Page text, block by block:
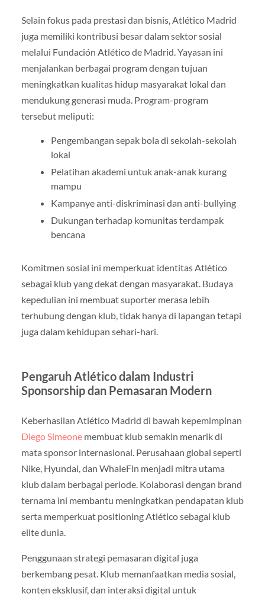
Selain fokus pada prestasi dan bisnis, Atlético Madrid
juga memiliki kontribusi besar dalam sektor sosial
melalui Fundación Atlético de Madrid. Yayasan ini
menjalankan berbagai program dengan tujuan
meningkatkan kualitas hidup masyarakat lokal dan
mendukung generasi muda. Program-program
tersebut meliputi:
Pengembangan sepak bola di sekolah-sekolah
lokal
Pelatihan akademi untuk anak-anak kurang
mampu
Kampanye anti-diskriminasi dan anti-bullying
Dukungan terhadap komunitas terdampak
bencana
Komitmen sosial ini memperkuat identitas Atlético
sebagai klub yang dekat dengan masyarakat. Budaya
kepedulian ini membuat suporter merasa lebih
terhubung dengan klub, tidak hanya di lapangan tetapi
juga dalam kehidupan sehari-hari.
Pengaruh Atlético dalam Industri
Sponsorship dan Pemasaran Modern
Keberhasilan Atlético Madrid di bawah kepemimpinan
Diego Simeonemembuat klub semakin menarik di
mata sponsor internasional. Perusahaan global seperti
Nike, Hyundai, dan WhaleFin menjadi mitra utama
klub dalam berbagai periode. Kolaborasi dengan brand
ternama ini membantu meningkatkan pendapatan klub
serta memperkuat positioning Atlético sebagai klub
elite dunia.
Penggunaan strategi pemasaran digital juga
berkembang pesat. Klub memanfaatkan media sosial,
konten eksklusif, dan interaksi digital untuk